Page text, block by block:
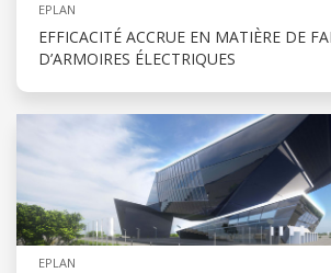
EPLAN
EFFICACITÉ ACCRUE EN MATIÈRE DE
D’ARMOIRES ÉLECTRIQUES
EPLAN